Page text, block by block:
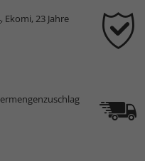
, Ekomi, 23 Jahre